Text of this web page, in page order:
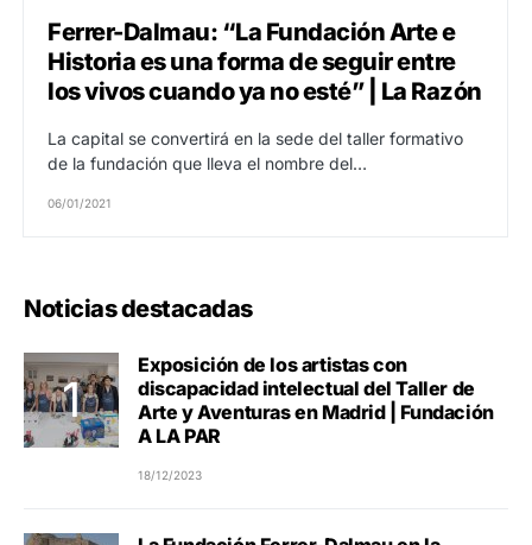
Ferrer-Dalmau: “La Fundación Arte e
Historia es una forma de seguir entre
los vivos cuando ya no esté” | La Razón
La capital se convertirá en la sede del taller formativo
de la fundación que lleva el nombre del…
06/01/2021
Noticias destacadas
Exposición de los artistas con
discapacidad intelectual del Taller de
Arte y Aventuras en Madrid | Fundación
A LA PAR
18/12/2023